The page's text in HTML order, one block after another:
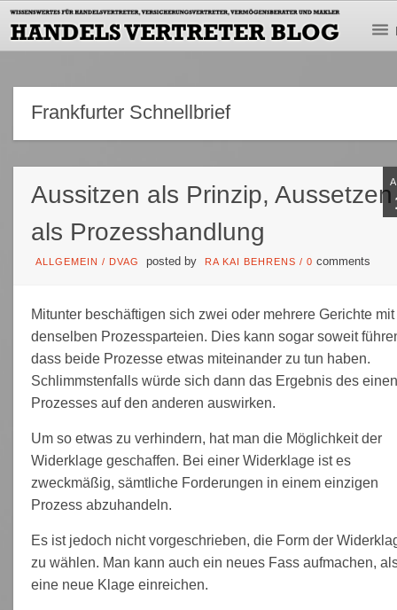
Frankfurter Schnellbrief
Aussitzen als Prinzip, Aussetzen
als Prozesshandlung
ALLGEMEIN / DVAG posted by RA KAI BEHRENS / 0 comments
Mitunter beschäftigen sich zwei oder mehrere Gerichte mit
denselben Prozessparteien. Dies kann sogar soweit
dass beide Prozesse etwas miteinander zu tun haben.
Schlimmstenfalls würde sich dann das Ergebnis des einen
Prozesses auf den anderen auswirken.
Um so etwas zu verhindern, hat man die Möglichkeit der
Widerklage geschaffen. Bei einer Widerklage ist es
zweckmäßig, sämtliche Forderungen in einem einzigen
Prozess abzuhandeln.
Es ist jedoch nicht vorgeschrieben, die Form der
zu wählen. Man kann auch ein neues Fass aufmachen,
eine neue Klage einreichen.